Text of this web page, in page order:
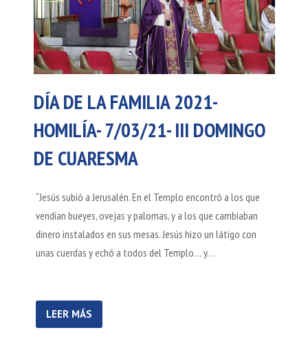
DÍA DE LA FAMILIA 2021-
HOMILÍA- 7/03/21- III DOMINGO
DE CUARESMA
“Jesús subió a Jerusalén. En el Templo encontró a los que
vendían bueyes, ovejas y palomas, y a los que cambiaban
dinero instalados en sus mesas. Jesús hizo un látigo con
unas cuerdas y echó a todos del Templo… y…
LEER MÁS